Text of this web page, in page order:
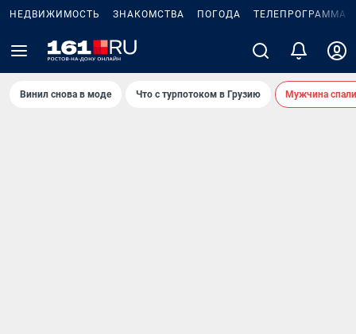
НЕДВИЖИМОСТЬ ЗНАКОМСТВА ПОГОДА ТЕЛЕПРОГРАММА
Винил снова в моде Что с турпотоком в Грузию Мужчина